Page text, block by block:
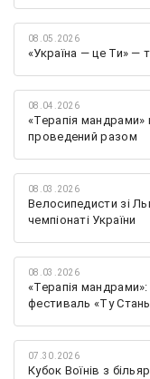
08.05.2026
«Україна — це Ти» —
08.04.2026
«Терапія мандрами»
проведений разом
08.03.2026
Велосипедисти зі
чемпіонаті України
08.03.2026
«Терапія
фестиваль «Ту
07.30.2026
Кубок Воїнів з